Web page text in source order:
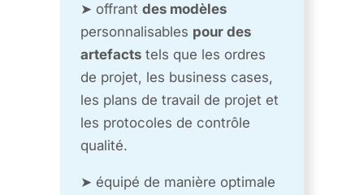
➤ offrant des modèles
personnalisables pour des
artefacts tels que les ordres
de projet, les business cases,
les plans de travail de projet et
les protocoles de contrôle
qualité.
➤ équipé de manière optimale